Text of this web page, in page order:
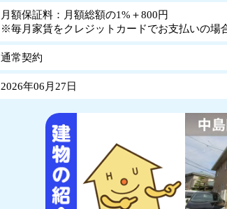
月額保証料：月額総額の1%＋800円
※毎月家賃をクレジットカードでお支払いの場
通常契約
2026年06月27日